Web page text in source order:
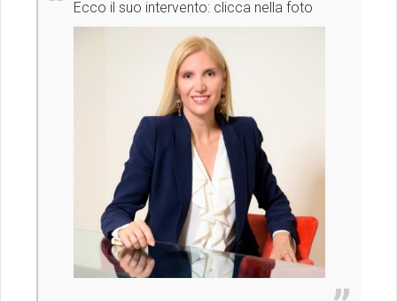
Ecco il suo intervento: clicca nella foto